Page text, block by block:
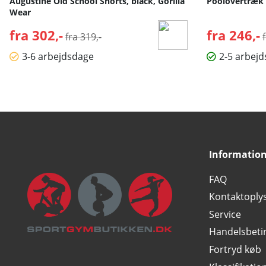
Wear
fra 302,-Normalpris:
fra 319,-
3-6 arbejdsdage
fra 246,-
2-5
Information
FAQ
Service
Fortryd køb